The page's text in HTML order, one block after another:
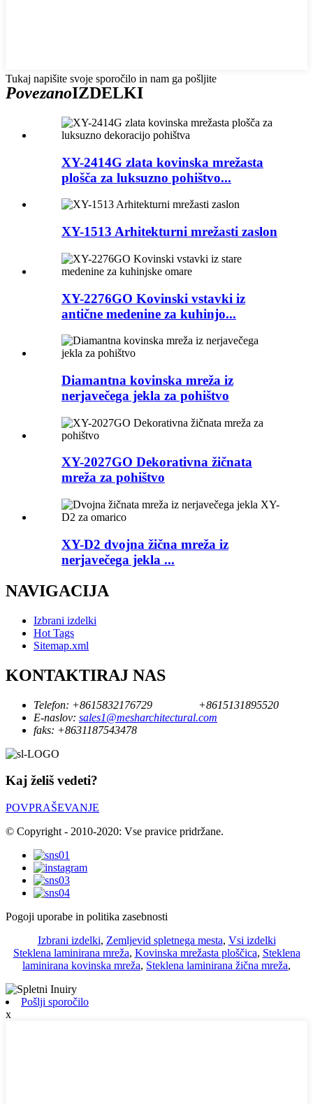
Tukaj napišite svoje sporočilo in nam ga pošljite
PovezanoIZDELKI
XY-2414G zlata kovinska mrežasta
plošča za luksuzno pohištvo...
XY-1513 Arhitekturni mrežasti zaslon
XY-2276GO Kovinski vstavki iz
antične medenine za kuhinjo...
Diamantna kovinska mreža iz
nerjavečega jekla za pohištvo
XY-2027GO Dekorativna žičnata
mreža za pohištvo
XY-D2 dvojna žična mreža iz
nerjavečega jekla ...
NAVIGACIJA
Izbrani izdelki
Hot Tags
Sitemap.xml
KONTAKTIRAJ NAS
Telefon: +8615832176729
+8615131895520
E-naslov: sales1@mesharchitectural.com
faks: +8631187543478
Kaj želiš vedeti?
POVPRAŠEVANJE
© Copyright - 2010-2020: Vse pravice pridržane.
Pogoji uporabe in politika zasebnosti
Izbrani izdelki, Zemljevid spletnega mesta, Vsi izdelki
Steklena laminirana mreža, Kovinska mrežasta ploščica, Steklena
laminirana kovinska mreža, Steklena laminirana žična mreža,
Pošlji sporočilo
x